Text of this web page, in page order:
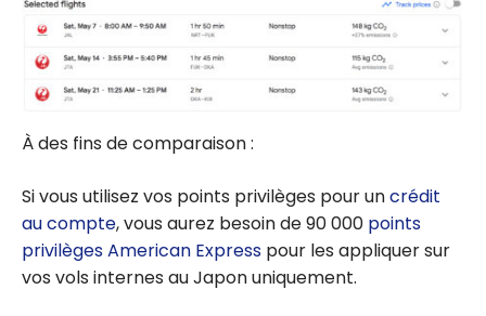
À des fins de comparaison :
Si vous utilisez vos points privilèges pour uncrédit
au compte, vous aurez besoin de 90 000 points
privilèges American Express pour les appliquer sur
vos vols internes au Japon uniquement.